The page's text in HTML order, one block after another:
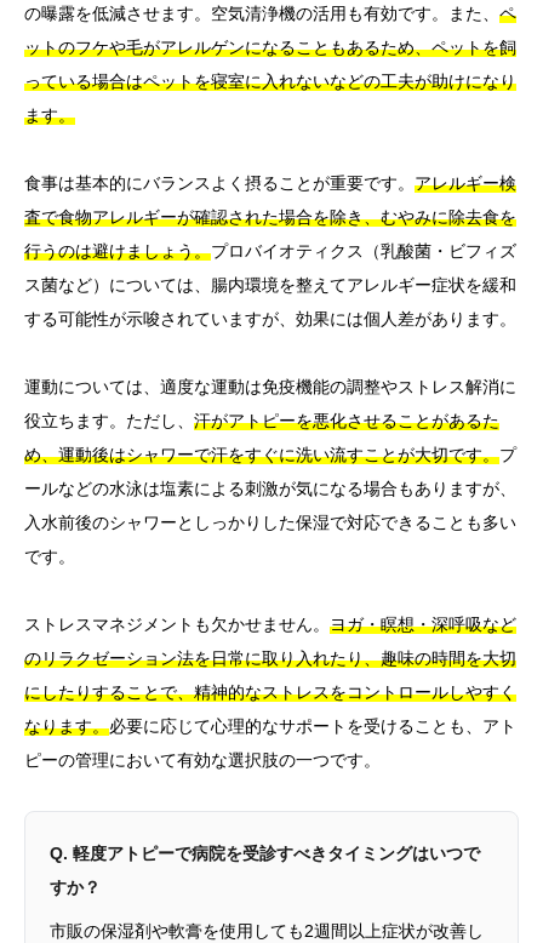
の曝露を低減させます。空気清浄機の活用も有効です。また、 ペ
ットのフケや毛がアレルゲンになることもあるため、ペットを飼
っている場合はペットを寝室に入れないなどの工夫が助けになり
ます。
食事は基本的にバランスよく摂ることが重要です。 アレルギー検
査で食物アレルギーが確認された場合を除き、むやみに除去食を
行うのは避けましょう。プロバイオティクス（乳酸菌・ビフィズ
ス菌など）については、腸内環境を整えてアレルギー症状を緩和
する可能性が示唆されていますが、効果には個人差があります。
運動については、適度な運動は免疫機能の調整やストレス解消に
役立ちます。ただし、 汗がアトピーを悪化させることがあるた
め、運動後はシャワーで汗をすぐに洗い流すことが大切です。プ
ールなどの水泳は塩素による刺激が気になる場合もありますが、
入水前後のシャワーとしっかりした保湿で対応できることも多い
です。
ストレスマネジメントも欠かせません。 ヨガ・瞑想・深呼吸など
のリラクゼーション法を日常に取り入れたり、趣味の時間を大切
にしたりすることで、精神的なストレスをコントロールしやすく
なります。必要に応じて心理的なサポートを受けることも、アト
ピーの管理において有効な選択肢の一つです。
Q. 軽度アトピーで病院を受診すべきタイミングはいつで
すか？
市販の保湿剤や軟膏を使用しても2週間以上症状が改善し